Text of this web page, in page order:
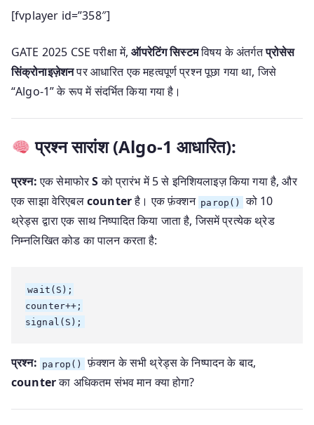
[fvplayer id=”358″]
GATE 2025 CSE परीक्षा में,ऑपरेटिंग सिस्टमविषय के अंतर्गतप्रोसेस
सिंक्रोनाइज़ेशनपर आधारित एक महत्वपूर्ण प्रश्न पूछा गया था, जिसे
“Algo-1” के रूप में संदर्भित किया गया है।
प्रश्न सारांश (Algo-1 आधारित):
प्रश्न:एक सेमाफोरSको प्रारंभ में 5 से इनिशियलाइज़ किया गया है, और
एक साझा वेरिएबलcounterहै। एक फ़ंक्शन parop() को 10
थ्रेड्स द्वारा एक साथ निष्पादित किया जाता है, जिसमें प्रत्येक थ्रेड
निम्नलिखित कोड का पालन करता है:
wait(S);
counter++;
प्रश्न: parop() फ़ंक्शन के सभी थ्रेड्स के निष्पादन के बाद,
counterका अधिकतम संभव मान क्या होगा?